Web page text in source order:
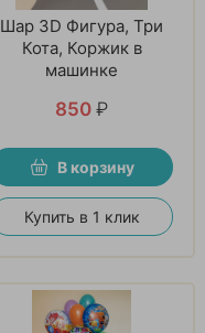
Шар 3D Фигура, Три
Кота, Коржик в
машинке
850 ₽
В корзину
Купить в 1 клик